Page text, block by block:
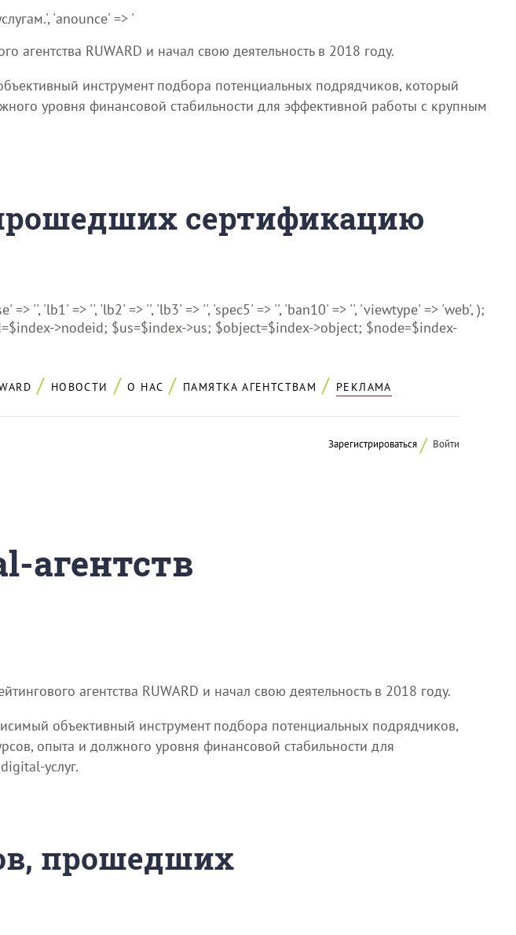
'anounce' => '
RUWARD и начал свою деятельность в 2018 году.
инструмент подбора потенциальных подрядчиков, который
уровня финансовой стабильности для эффективной работы с крупным
сертификацию
'', 'lb1' => '', 'lb2' => '', 'lb3' => '', 'spec5' => '', 'ban10' => '', 'viewtype' => 'web', );
>nodeid; $us=$index->us; $object=$index->object; $node=$index-
НОВОСТИ О НАС ПАМЯТКА АГЕНТСТВАМ РЕКЛАМА
Зарегистрироваться Войти
агентств
агентства RUWARD и начал свою деятельность в 2018 году.
объективный инструмент подбора потенциальных подрядчиков,
опыта и должного уровня финансовой стабильности для
услуг.
прошедших